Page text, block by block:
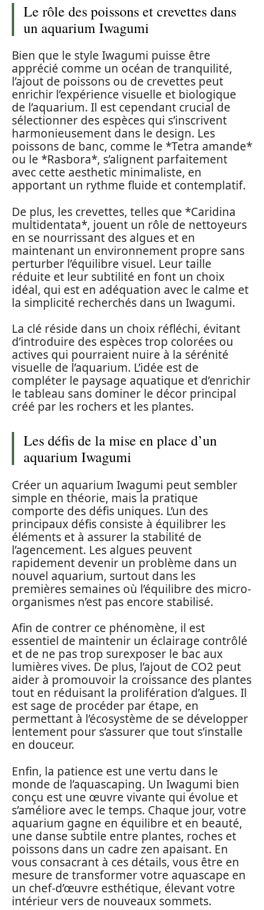
Le rôle des poissons et crevettes dans
un aquarium Iwagumi
Bien que le style Iwagumi puisse être
apprécié comme un océan de tranquilité,
l’ajout de poissons ou de crevettes peut
enrichir l’expérience visuelle et biologique
de l’aquarium. Il est cependant crucial de
sélectionner des espèces qui s’inscrivent
harmonieusement dans le design. Les
poissons de banc, comme le *Tetra amande*
ou le *Rasbora*, s’alignent parfaitement
avec cette aesthetic minimaliste, en
apportant un rythme fluide et contemplatif.
De plus, les crevettes, telles que *Caridina
multidentata*, jouent un rôle de nettoyeurs
en se nourrissant des algues et en
maintenant un environnement propre sans
perturber l’équilibre visuel. Leur taille
réduite et leur subtilité en font un choix
idéal, qui est en adéquation avec le calme et
la simplicité recherchés dans un Iwagumi.
La clé réside dans un choix réfléchi, évitant
d’introduire des espèces trop colorées ou
actives qui pourraient nuire à la sérénité
visuelle de l’aquarium. L’idée est de
compléter le paysage aquatique et d’enrichir
le tableau sans dominer le décor principal
créé par les rochers et les plantes.
Les défis de la mise en place d’un
aquarium Iwagumi
Créer un aquarium Iwagumi peut sembler
simple en théorie, mais la pratique
comporte des défis uniques. L’un des
principaux défis consiste à équilibrer les
éléments et à assurer la stabilité de
l’agencement. Les algues peuvent
rapidement devenir un problème dans un
nouvel aquarium, surtout dans les
premières semaines où l’équilibre des micro-
organismes n’est pas encore stabilisé.
Afin de contrer ce phénomène, il est
essentiel de maintenir un éclairage contrôlé
et de ne pas trop surexposer le bac aux
lumières vives. De plus, l’ajout de CO2 peut
aider à promouvoir la croissance des plantes
tout en réduisant la prolifération d’algues. Il
est sage de procéder par étape, en
permettant à l’écosystème de se développer
lentement pour s’assurer que tout s’installe
en douceur.
Enfin, la patience est une vertu dans le
monde de l’aquascaping. Un Iwagumi bien
conçu est une œuvre vivante qui évolue et
s’améliore avec le temps. Chaque jour, votre
aquarium gagne en équilibre et en beauté,
une danse subtile entre plantes, roches et
poissons dans un cadre zen apaisant. En
vous consacrant à ces détails, vous être en
mesure de transformer votre aquascape en
un chef-d’œuvre esthétique, élevant votre
intérieur vers de nouveaux sommets.